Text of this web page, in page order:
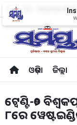
About Us Advertise
ଓଡ଼ିଶା ଜିଲ୍ଲା
ଟ୍ବେଣ୍ଟି-୨୦
୮ରେ